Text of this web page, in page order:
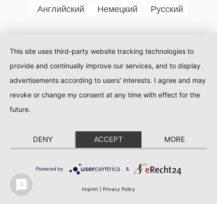
Английский Немецкий Русский
This site uses third-party website tracking technologies to
provide and continually improve our services, and to display
advertisements according to users' interests. I agree and may
revoke or change my consent at any time with effect for the
future.
DENY ACCEPT MORE
Powered by &
Imprint Privacy Policy